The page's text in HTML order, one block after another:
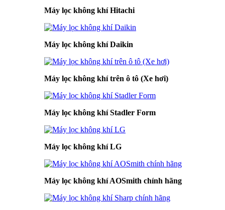
Máy lọc không khí Hitachi
Máy lọc không khí Daikin
Máy lọc không khí trên ô tô (Xe hơi)
Máy lọc không khí Stadler Form
Máy lọc không khí LG
Máy lọc không khí AOSmith chính hãng